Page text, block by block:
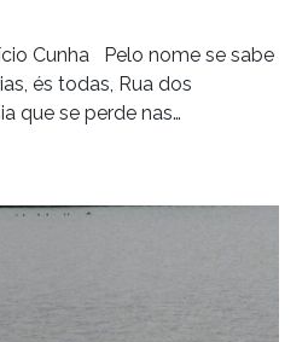
Cunha Pelo nome se sabe
és todas, Rua dos
que se perde nas…